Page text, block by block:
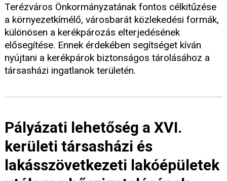
Terézváros Önkormányzatának fontos célkitűzése
a környezetkímélő, városbarát közlekedési formák,
különösen a kerékpározás elterjedésének
elősegítése. Ennek érdekében segítséget kíván
nyújtani a kerékpárok biztonságos tárolásához a
társasházi ingatlanok területén.
Pályázati lehetőség a XVI.
kerületi társasházi és
lakásszövetkezeti lakóépületek